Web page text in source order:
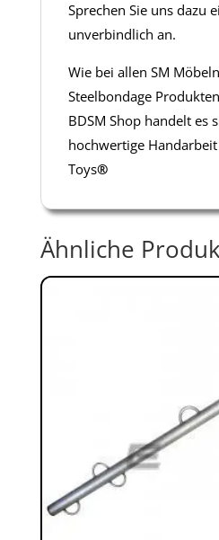
Sprechen Sie uns dazu
unverbindlich an.
Wie bei allen SM
Steelbondage
BDSM Shop handelt es
hochwertige
Toys®
Ähnliche